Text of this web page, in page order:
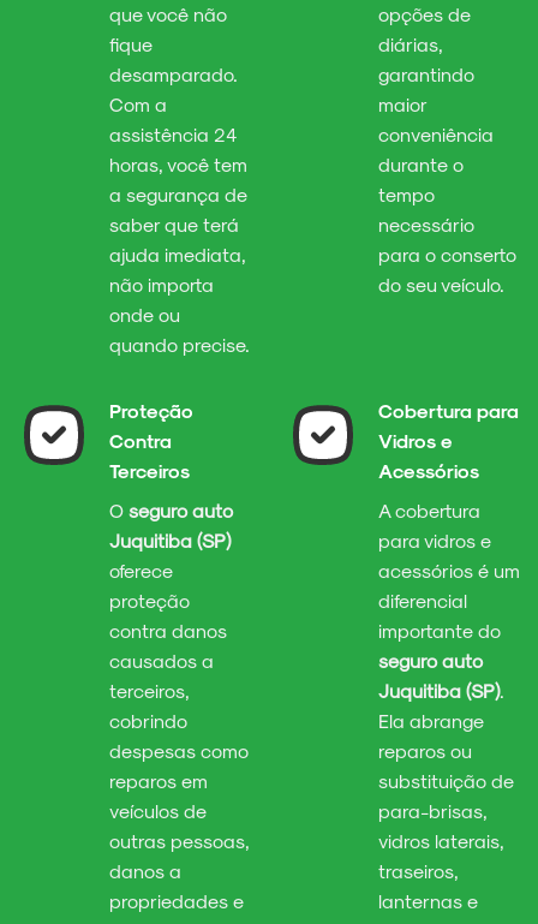
que você não
fique
desamparado.
Com a
assistência 24
horas, você tem
a segurança de
saber que terá
ajuda imediata,
não importa
onde ou
quando precise.
opções de
diárias,
garantindo
maior
conveniência
durante o
tempo
necessário
para o conserto
do seu veículo.
Proteção
Contra
Terceiros
O seguro auto
Juquitiba (SP)
oferece
proteção
contra danos
causados a
terceiros,
cobrindo
despesas como
reparos em
veículos de
outras pessoas,
danos a
propriedades e
Cobertura para
Vidros e
Acessórios
A cobertura
para vidros e
acessórios é um
diferencial
importante do
seguro auto
Juquitiba (SP).
Ela abrange
reparos ou
substituição de
para-brisas,
vidros laterais,
traseiros,
lanternas e